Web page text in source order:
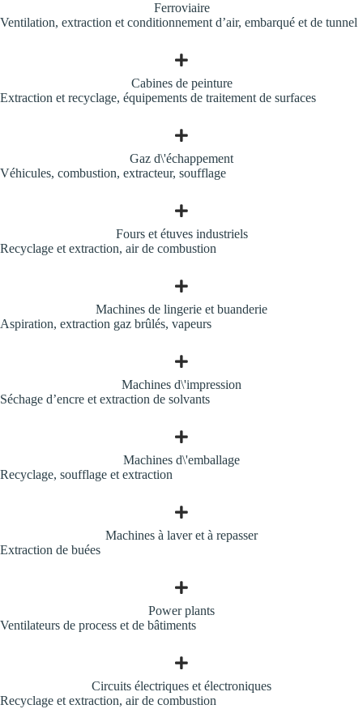
Ferroviaire
Ventilation, extraction et conditionnement d’air, embarqué et de tunnel
Cabines de peinture
Extraction et recyclage, équipements de traitement de surfaces
Gaz d\'échappement
Véhicules, combustion, extracteur, soufflage
Fours et étuves industriels
Recyclage et extraction, air de combustion
Machines de lingerie et buanderie
Aspiration, extraction gaz brûlés, vapeurs
Machines d\'impression
Séchage d’encre et extraction de solvants
Machines d\'emballage
Recyclage, soufflage et extraction
Machines à laver et à repasser
Extraction de buées
Power plants
Ventilateurs de process et de bâtiments
Circuits électriques et électroniques
Recyclage et extraction, air de combustion